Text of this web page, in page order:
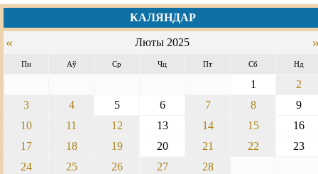
КАЛЯНДАР
« Люты 2025
Пн Аў Ср Чц Пт Сб Нд
1
2
3
4 5 6 7 8
9
10
11 12 13 14 15
16
17
18 19 20 21 22
23
24
25 26 27 28
Рознае
Свабода сумленьня
Сьмяротнае пакараньне
Экалёгія